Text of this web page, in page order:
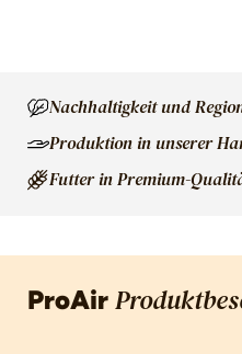
Nachhaltigkeit und
Produktion in unserer
Futter in Premium-
ProAir